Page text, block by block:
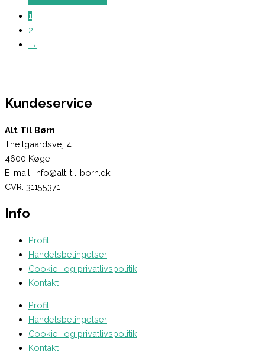
1
2
→
Kundeservice
Alt Til Børn
Theilgaardsvej 4
4600 Køge
E-mail: info@alt-til-born.dk
CVR. 31155371
Info
Profil
Handelsbetingelser
Cookie- og privatlivspolitik
Kontakt
Profil
Handelsbetingelser
Cookie- og privatlivspolitik
Kontakt